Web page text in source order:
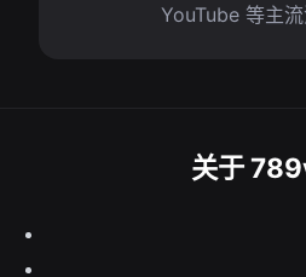
YouTube 等主流
关于